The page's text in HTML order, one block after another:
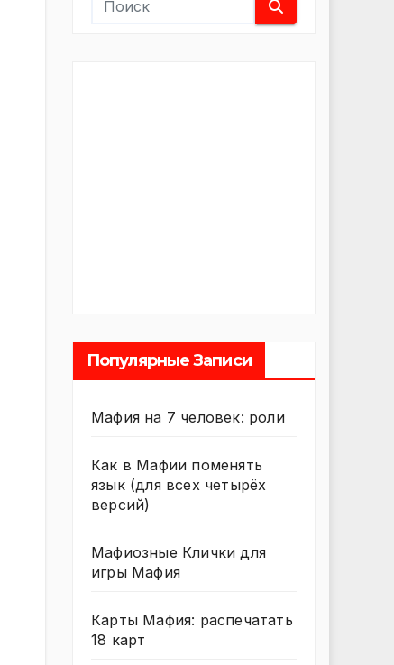
Популярные Записи
Мафия на 7 человек: роли
Как в Мафии поменять
язык (для всех четырёх
версий)
Мафиозные Клички для
игры Мафия
Карты Мафия: распечатать
18 карт